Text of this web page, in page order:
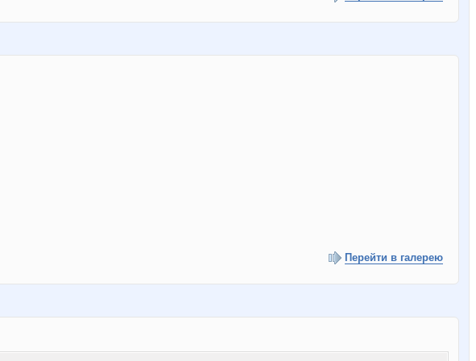
Перейти в галерею